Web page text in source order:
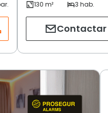
Contactar